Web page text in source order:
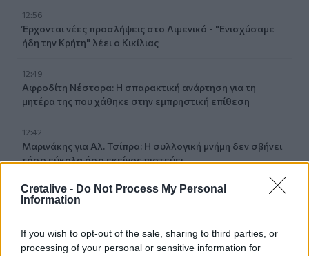
Cretalive - Do Not Process My Personal
Information
If you wish to opt-out of the sale, sharing to third parties, or
processing of your personal or sensitive information for
12:56
Έρχονται νέες προσλήψεις στο Λιμενικό - "Ενισχύσαμε
ήδη την Κρήτη" λέει ο Κικίλιας
12:49
Αφροδίτη Νέστορα: Η σπαρακτική ανάρτηση για τη
μητέρα της που χάθηκε στην εμπρηστική επίθεση
12:42
Μαρινάκης για Αλ. Τσίπρα: Η συλλογική μνήμη δεν σβήνει
τόσο εύκολα όσο εκείνος πιστεύει
12:41
Κικίλιας: «Έρχονται 420 νέες προσλήψεις στο Λιμενικό
12:34